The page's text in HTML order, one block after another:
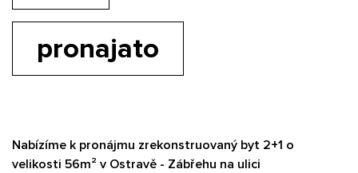
pronajato
Nabízíme k pronájmu zrekonstruovaný byt 2+1 o
velikosti 56m² v Ostravě - Zábřehu na ulici